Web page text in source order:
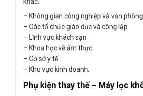
– Không gian công nghiệp và văn phòng
– Các tổ chức giáo dục và công lập
– Lĩnh vực khách sạn
– Khoa học về ẩm thực
– Cơ sở y tế
– Khu vực kinh doanh.
Phụ kiện thay thế – Máy lọc